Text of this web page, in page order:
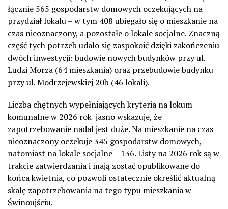
łącznie 565 gospodarstw domowych oczekujących na
przydział lokalu – w tym 408 ubiegało się o mieszkanie na
czas nieoznaczony, a pozostałe o lokale socjalne. Znaczną
część tych potrzeb udało się zaspokoić dzięki zakończeniu
dwóch inwestycji: budowie nowych budynków przy ul.
Ludzi Morza (64 mieszkania) oraz przebudowie budynku
przy ul. Modrzejewskiej 20b (46 lokali).
Liczba chętnych wypełniających kryteria na lokum
komunalne w 2026 rok jasno wskazuje, że
zapotrzebowanie nadal jest duże. Na mieszkanie na czas
nieoznaczony oczekuje 345 gospodarstw domowych,
natomiast na lokale socjalne – 136. Listy na 2026 rok są w
trakcie zatwierdzania i mają zostać opublikowane do
końca kwietnia, co pozwoli ostatecznie określić aktualną
skalę zapotrzebowania na tego typu mieszkania w
Świnoujściu.